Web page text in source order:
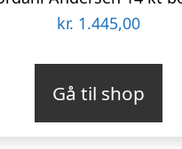
kr. 1.445,00
Gå til shop